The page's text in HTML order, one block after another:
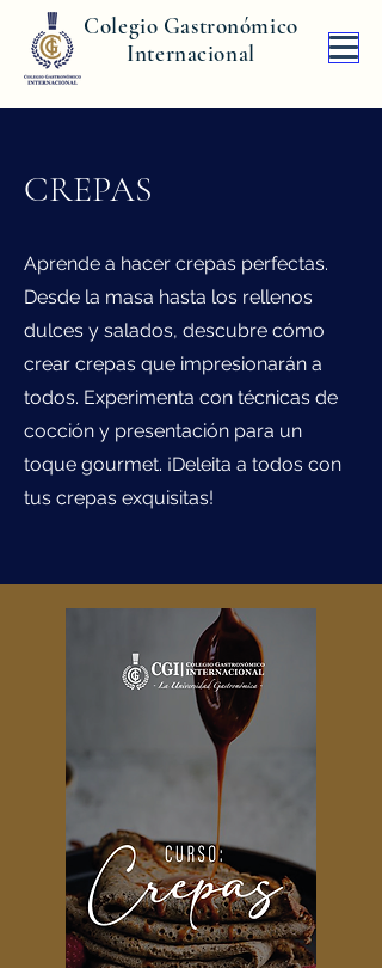
Colegio Gastronómico
Internacional
CREPAS
Aprende a hacer crepas perfectas.
Desde la masa hasta los rellenos
dulces y salados, descubre cómo
crear crepas que impresionarán a
todos. Experimenta con técnicas de
cocción y presentación para un
toque gourmet. ¡Deleita a todos con
tus crepas exquisitas!